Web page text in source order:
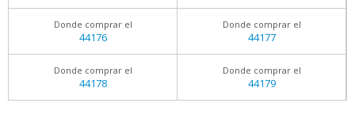
Donde comprar el
44176
Donde comprar el
44177
Donde comprar el
44178
Donde comprar el
44179